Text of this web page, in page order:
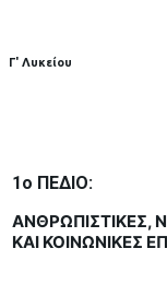
Γ' Λυκείου
1ο ΠΕΔΙΟ:
ΑΝΘΡΩΠΙΣΤΙΚΕΣ,
ΚΑΙ ΚΟΙΝΩΝΙΚΕΣ